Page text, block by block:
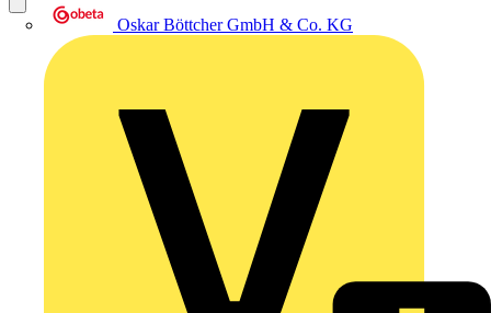
Oskar Böttcher GmbH & Co. KG